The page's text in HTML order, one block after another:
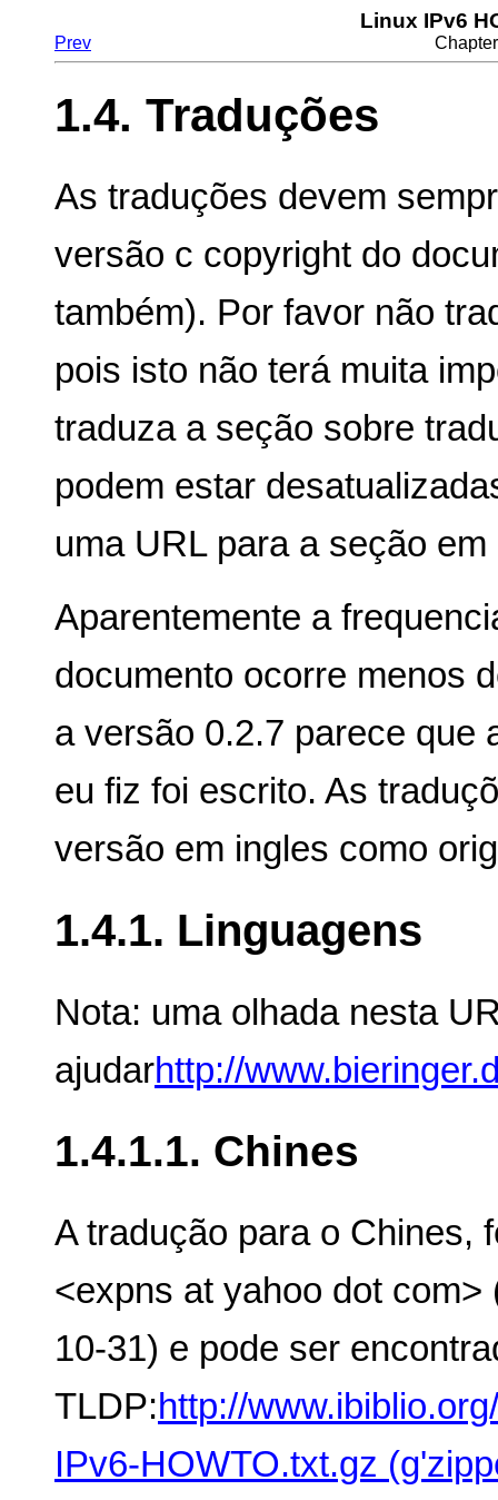
Linux IPv6
Prev
1.4. Traduções
As traduções devem
versão c copyright do
também). Por favor não
pois isto não terá muita
traduza a seção sobre
podem estar
uma URL para a seção
Aparentemente a
documento ocorre menos
a versão 0.2.7 parece que
eu fiz foi escrito. As
versão em ingles como
1.4.1. Linguagens
Nota: uma olhada nesta
ajudarhttp://
1.4.1.1. Chines
A tradução para o Chines,
<expns at yahoo dot
10-31) e pode ser
TLDP:http://
IPv6-HOWTO.txt.gz